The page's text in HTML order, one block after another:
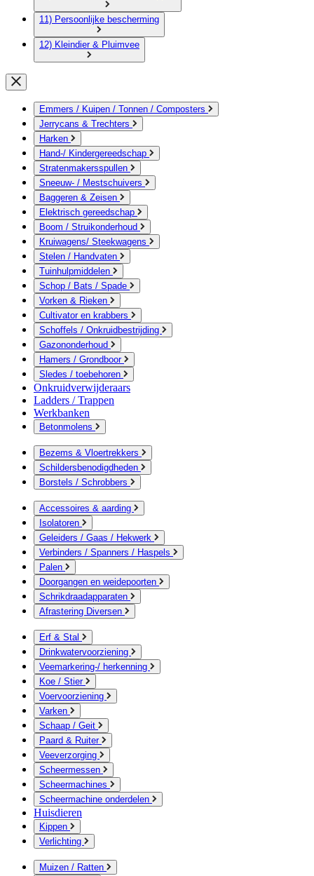
11) Persoonlijke bescherming
12) Kleindier & Pluimvee
Emmers / Kuipen / Tonnen / Composters
Jerrycans & Trechters
Harken
Hand-/ Kindergereedschap
Stratenmakersspullen
Sneeuw- / Mestschuivers
Baggeren & Zeisen
Elektrisch gereedschap
Boom / Struikonderhoud
Kruiwagens/ Steekwagens
Stelen / Handvaten
Tuinhulpmiddelen
Schop / Bats / Spade
Vorken & Rieken
Cultivator en krabbers
Schoffels / Onkruidbestrijding
Gazononderhoud
Hamers / Grondboor
Sledes / toebehoren
Onkruidverwijderaars
Ladders / Trappen
Werkbanken
Betonmolens
Bezems & Vloertrekkers
Schildersbenodigdheden
Borstels / Schrobbers
Accessoires & aarding
Isolatoren
Geleiders / Gaas / Hekwerk
Verbinders / Spanners / Haspels
Palen
Doorgangen en weidepoorten
Schrikdraadapparaten
Afrastering Diversen
Erf & Stal
Drinkwatervoorziening
Veemarkering-/ herkenning
Koe / Stier
Voervoorziening
Varken
Schaap / Geit
Paard & Ruiter
Veeverzorging
Scheermessen
Scheermachines
Scheermachine onderdelen
Huisdieren
Kippen
Verlichting
Muizen / Ratten